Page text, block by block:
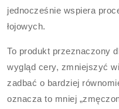
jednocześnie wspiera
łojowych.
To produkt przeznaczony
wygląd cery, zmniejszyć
zadbać o bardziej
oznacza to mniej